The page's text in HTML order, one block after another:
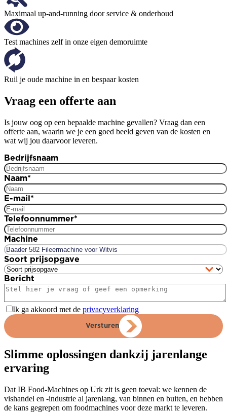
Maximaal up-and-running door service & onderhoud
Test machines zelf in onze eigen demoruimte
Ruil je oude machine in en bespaar kosten
Vraag een offerte aan
Is jouw oog op een bepaalde machine gevallen? Vraag dan een
offerte aan, waarin we je een goed beeld geven van de kosten en
wat wij jou daarvoor leveren.
Bedrijfsnaam
Naam*
E-mail*
Telefoonnummer*
Machine
Soort prijsopgave
Bericht
Ik ga akkoord met de privacyverklaring
Versturen
Slimme oplossingen dankzij jarenlange
ervaring
Dat IB Food-Machines op Urk zit is geen toeval: we kennen de
vishandel en -industrie al jarenlang, van binnen en buiten, en hebben
de kans gegrepen om foodmachines voor deze markt te leveren.